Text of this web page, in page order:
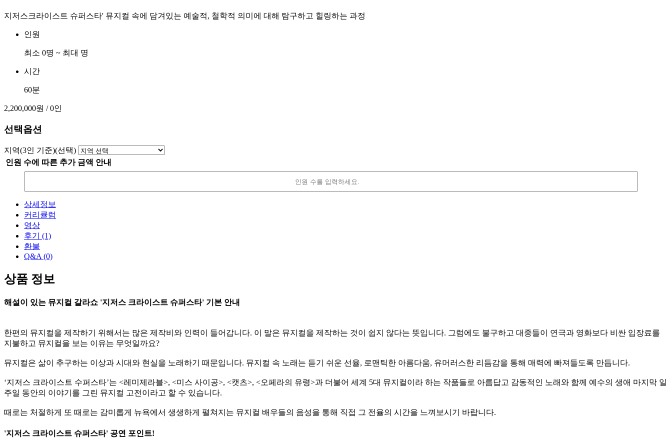
지저스크라이스트 슈퍼스타' 뮤지컬 속에 담겨있는 예술적, 철학적 의미에 대해 탐구하고 힐링하는 과정
인원
최소 0명 ~ 최대 명
시간
60분
2,200,000원 / 0인
선택옵션
지역(3인 기준)(선택)
인원 수에 따른 추가 금액 안내
상세정보
커리큘럼
영상
후기 (1)
환불
Q&A (0)
상품 정보
해설이 있는 뮤지컬 갈라쇼 '지저스 크라이스트 슈퍼스타' 기본 안내
한편의 뮤지컬을 제작하기 위해서는 많은 제작비와 인력이 들어갑니다. 이 말은 뮤지컬을 제작하는 것이 쉽지 않다는 뜻입니다. 그럼에도 불구하고 대중들이 연극과 영화보다 비싼 입장료를
지불하고 뮤지컬을 보는 이유는 무엇일까요?
뮤지컬은 삶이 추구하는 이상과 시대와 현실을 노래하기 때문입니다. 뮤지컬 속 노래는 듣기 쉬운 선율, 로맨틱한 아름다움, 유머러스한 리듬감을 통해 매력에 빠져들도록 만듭니다.
‘지저스 크라이스트 수퍼스타’는 <레미제라블>, <미스 사이공>, <캣츠>, <오페라의 유령>과 더불어 세계 5대 뮤지컬이라 하는 작품들로 아름답고 감동적인 노래와 함께 예수의 생애 마지막 일
주일 동안의 이야기를 그린 뮤지컬 고전이라고 할 수 있습니다.
때로는 처절하게 또 때로는 감미롭게 뉴욕에서 생생하게 펼쳐지는 뮤지컬 배우들의 음성을 통해 직접 그 전율의 시간을 느껴보시기 바랍니다.
'지저스 크라이스트 슈퍼스타' 공연 포인트!